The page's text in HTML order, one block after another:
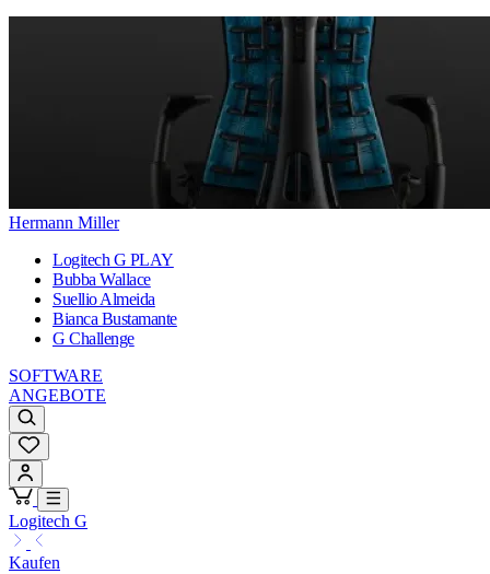
Hermann Miller
Logitech G PLAY
Bubba Wallace
Suellio Almeida
Bianca Bustamante
G Challenge
SOFTWARE
ANGEBOTE
Logitech G
Kaufen